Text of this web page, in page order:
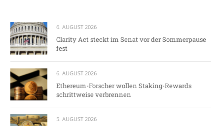
6. AUGUST 2026
Clarity Act steckt im Senat vor der Sommerpause
fest
6. AUGUST 2026
Ethereum-Forscher wollen Staking-Rewards
schrittweise verbrennen
5. AUGUST 2026